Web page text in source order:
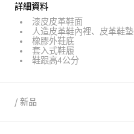
詳細資料
漆皮皮革鞋面
人造皮革鞋內裡、皮革鞋墊
橡膠外鞋底
套入式鞋履
鞋跟高4公分
/ 新品